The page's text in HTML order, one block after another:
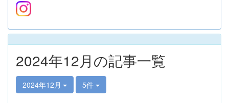
2024年12月の記事一覧
2024年12月 5件